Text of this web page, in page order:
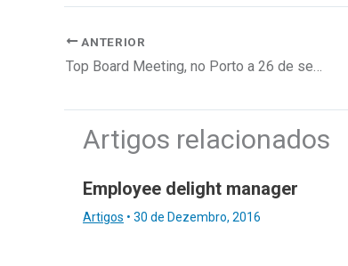
ANTERIOR
Top Board Meeting, no Porto a 26 de setembro
Artigos relacionados
Employee delight manager
Artigos • 30 de Dezembro, 2016